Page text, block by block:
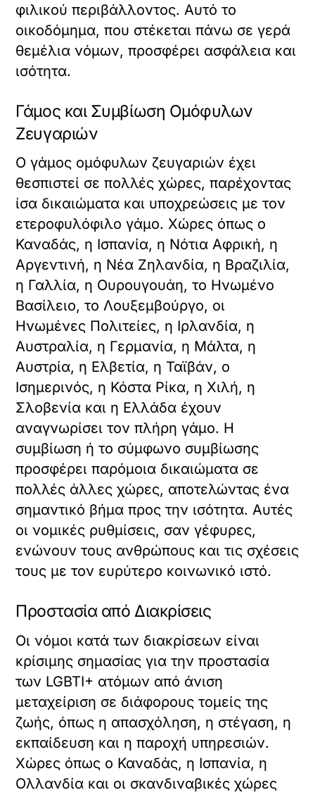
φιλικού περιβάλλοντος. Αυτό το
οικοδόμημα, που στέκεται πάνω σε γερά
θεμέλια νόμων, προσφέρει ασφάλεια και
ισότητα.
Γάμος και Συμβίωση Ομόφυλων
Ζευγαριών
Ο γάμος ομόφυλων ζευγαριών έχει
θεσπιστεί σε πολλές χώρες, παρέχοντας
ίσα δικαιώματα και υποχρεώσεις με τον
ετεροφυλόφιλο γάμο. Χώρες όπως ο
Καναδάς, η Ισπανία, η Νότια Αφρική, η
Αργεντινή, η Νέα Ζηλανδία, η Βραζιλία,
η Γαλλία, η Ουρουγουάη, το Ηνωμένο
Βασίλειο, το Λουξεμβούργο, οι
Ηνωμένες Πολιτείες, η Ιρλανδία, η
Αυστραλία, η Γερμανία, η Μάλτα, η
Αυστρία, η Ελβετία, η Ταϊβάν, ο
Ισημερινός, η Κόστα Ρίκα, η Χιλή, η
Σλοβενία και η Ελλάδα έχουν
αναγνωρίσει τον πλήρη γάμο. Η
συμβίωση ή το σύμφωνο συμβίωσης
προσφέρει παρόμοια δικαιώματα σε
πολλές άλλες χώρες, αποτελώντας ένα
σημαντικό βήμα προς την ισότητα. Αυτές
οι νομικές ρυθμίσεις, σαν γέφυρες,
ενώνουν τους ανθρώπους και τις σχέσεις
τους με τον ευρύτερο κοινωνικό ιστό.
Προστασία από Διακρίσεις
Οι νόμοι κατά των διακρίσεων είναι
κρίσιμης σημασίας για την προστασία
των LGBTI+ ατόμων από άνιση
μεταχείριση σε διάφορους τομείς της
ζωής, όπως η απασχόληση, η στέγαση, η
εκπαίδευση και η παροχή υπηρεσιών.
Χώρες όπως ο Καναδάς, η Ισπανία, η
Ολλανδία και οι σκανδιναβικές χώρες